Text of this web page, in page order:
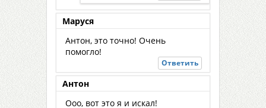
Маруся
Антон, это точно! Очень
помогло!
Ответить
Антон
Ооо, вот это я и искал!